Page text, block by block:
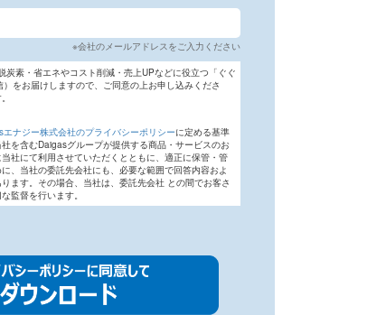
※会社のメールアドレスをご入力ください
素・省エネやコスト削減・売上UPなどに役立つ「ぐぐ
をお届けしますので、ご同意の上お申し込みくださ
エナジー株式会社のプライバシーポリシーに定める基準
を含むDaigasグループが提供する商品・サービスのお
社にて利用させていただくとともに、適正に保管・管
、当社の委託先会社にも、必要な範囲で回答内容およ
ます。その場合、当社は、委託先会社 との間でお客さ
監督を行います。